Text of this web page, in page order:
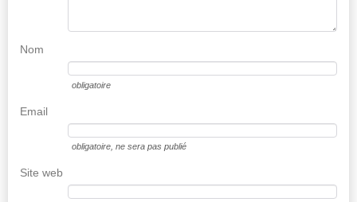
Nom
obligatoire
Email
obligatoire , ne sera pas publié
Site web